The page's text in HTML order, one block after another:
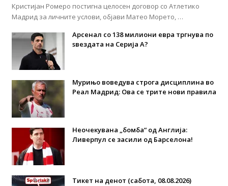
Кристијан Ромеро постигна целосен договор со Атлетико
Мадрид за личните услови, објави Матео Морето, …
Арсенал со 138 милиони евра тргнува по
ѕвездата на Серија А?
Мурињо воведува строга дисциплина во
Реал Мадрид: Ова се трите нови правила
Неочекувана „бомба“ од Англија:
Ливерпул се засили од Барселона!
Тикет на денот (сабота, 08.08.2026)